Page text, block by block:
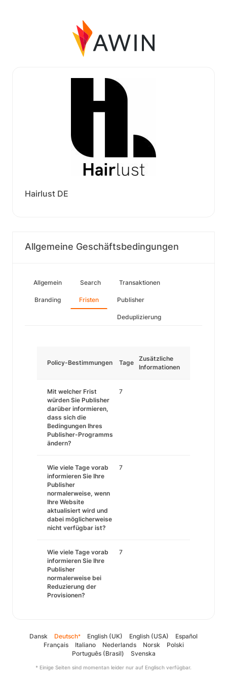
Hairlust DE
Allgemeine Geschäftsbedingungen
Allgemein Search Transaktionen
Branding Fristen Publisher
Deduplizierung
Policy-Bestimmungen Tage
Zusätzliche
Informationen
Mit welcher Frist
würden Sie Publisher
darüber informieren,
dass sich die
Bedingungen Ihres
Publisher-Programms
ändern?
7
Wie viele Tage vorab
informieren Sie Ihre
Publisher
normalerweise, wenn
Ihre Website
aktualisiert wird und
dabei möglicherweise
nicht verfügbar ist?
7
Wie viele Tage vorab
informieren Sie Ihre
Publisher
normalerweise bei
Reduzierung der
Provisionen?
7
Dansk Deutsch* English (UK) English (USA)
Español
Français
Italiano Nederlands Norsk
Polski
Português (Brasil)
Svenska
* Einige Seiten sind momentan leider nur auf Englisch verfügbar.